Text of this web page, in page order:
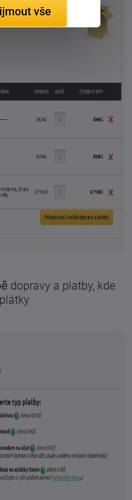
dopravy a platby, kde
vše